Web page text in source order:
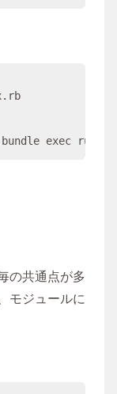
exec ruby
の共通点が多
モジュールに